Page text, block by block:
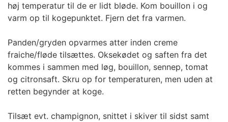
høj temperatur til de er lidt bløde. Kom bouillon i og
varm op til kogepunktet. Fjern det fra varmen.
Panden/gryden opvarmes atter inden creme
fraiche/fløde tilsættes. Oksekødet og saften fra det
kommes i sammen med løg, bouillon, sennep, tomat
og citronsaft. Skru op for temperaturen, men uden at
retten begynder at koge.
Tilsæt evt. champignon, snittet i skiver til sidst samt